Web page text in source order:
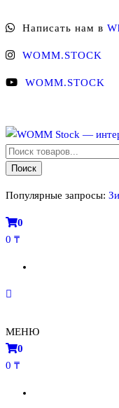
к
Написать нам в
WOMM.STOCK
WOMM.STOCK
WOMM Stock —
Колготки MANZI, Naja
Поиск
товаров
Поиск
Популярные запросы:
0
0 ₸
МЕНЮ
0
0 ₸